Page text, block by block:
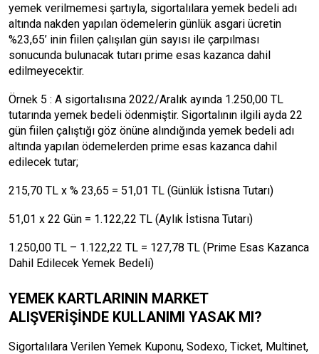
yemek verilmemesi şartıyla, sigortalılara yemek bedeli adı
altında nakden yapılan ödemelerin günlük asgari ücretin
%23,65’ inin fiilen çalışılan gün sayısı ile çarpılması
sonucunda bulunacak tutarı prime esas kazanca dahil
edilmeyecektir.
Örnek 5 : A sigortalısına 2022/Aralık ayında 1.250,00 TL
tutarında yemek bedeli ödenmiştir. Sigortalının ilgili ayda 22
gün fiilen çalıştığı göz önüne alındığında yemek bedeli adı
altında yapılan ödemelerden prime esas kazanca dahil
edilecek tutar;
215,70 TL x % 23,65 = 51,01 TL (Günlük İstisna Tutarı)
51,01 x 22 Gün = 1.122,22 TL (Aylık İstisna Tutarı)
1.250,00 TL – 1.122,22 TL = 127,78 TL (Prime Esas Kazanca
Dahil Edilecek Yemek Bedeli)
YEMEK KARTLARININ MARKET
ALIŞVERİŞİNDE KULLANIMI YASAK MI?
Sigortalılara Verilen Yemek Kuponu, Sodexo, Ticket, Multinet,